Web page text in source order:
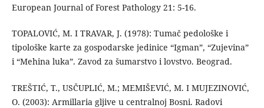
European Journal of Forest Pathology 21: 5-16.
TOPALOVIĆ, M. I TRAVAR, J. (1978): Tumač pedološke i
tipološke karte za gospodarske jedinice “Igman”, “Zujevina”
i “Mehina luka”. Zavod za šumarstvo i lovstvo. Beograd.
TREŠTIĆ, T., USČUPLIĆ, M.; MEMIŠEVIĆ, M. I MUJEZINOVIĆ,
O. (2003): Armillaria gljive u centralnoj Bosni. Radovi